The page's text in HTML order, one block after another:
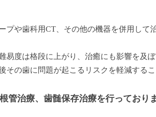
や歯科用CT、その他の機器を併用して
度は格段に上がり、治癒にも影響を及ぼ
の歯に問題が起こるリスクを軽減するこ
治療、歯髄保存治療を行っておりま